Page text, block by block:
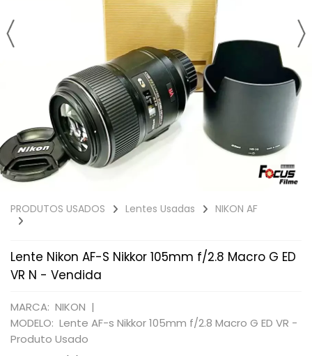
PRODUTOS USADOS Lentes Usadas NIKON AF
Lente Nikon AF-S Nikkor 105mm f/2.8 Macro G ED
VR N - Vendida
MARCA: NIKON |
MODELO: Lente AF-s Nikkor 105mm f/2.8 Macro G ED VR -
Produto Usado